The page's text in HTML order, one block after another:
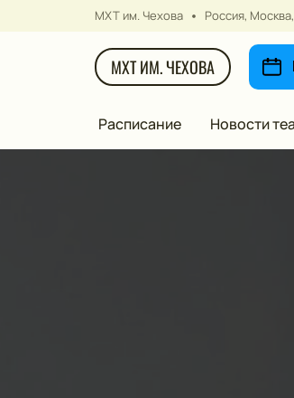
МХТ им. Чехова Россия,
МХТ ИМ. ЧЕХОВА
Расписание Новости